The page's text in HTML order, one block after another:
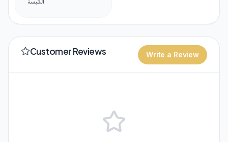
الكنيسة
Customer Reviews Write a Review